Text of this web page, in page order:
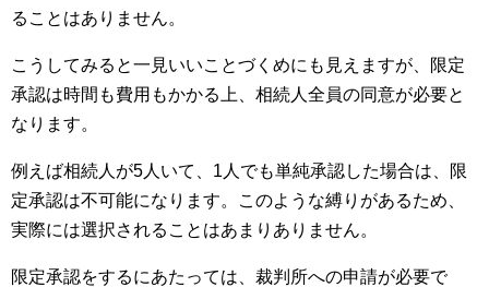
ることはありません。
こうしてみると一見いいことづくめにも見えますが、限定
承認は時間も費用もかかる上、相続人全員の同意が必要と
なります。
例えば相続人が5人いて、1人でも単純承認した場合は、限
定承認は不可能になります。このような縛りがあるため、
実際には選択されることはあまりありません。
限定承認をするにあたっては、裁判所への申請が必要で